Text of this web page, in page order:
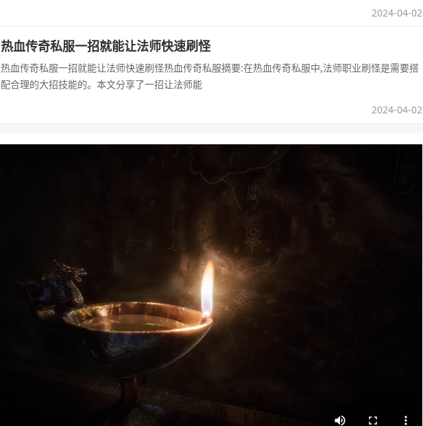
2024-04-02
热血传奇私服一招就能让法师快速刷怪
热血传奇私服一招就能让法师快速刷怪热血传奇私服摘要:在热血传奇私服中,法师职业刷怪是需要搭
配合理的大招技能的。本文分享了一招让法师能
2024-04-02